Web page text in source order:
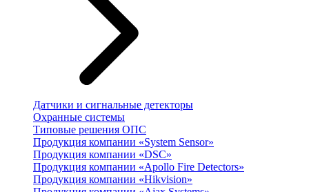
Датчики и сигнальные детекторы
Охранные системы
Типовые решения ОПС
Продукция компании «System Sensor»
Продукция компании «DSC»
Продукция компании «Apollo Fire Detectors»
Продукция компании «Hikvision»